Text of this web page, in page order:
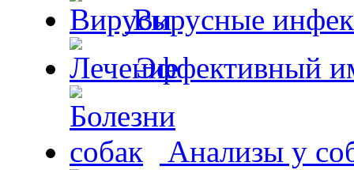
Вирусные
Эффективный
Анализы у